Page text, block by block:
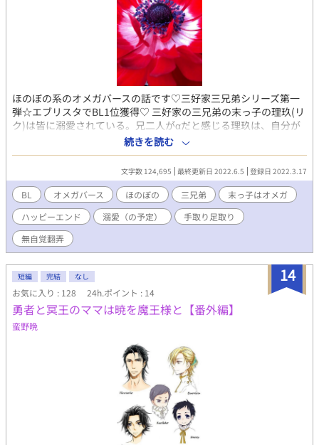
ほのぼの系のオメガバースの話です♡三好家三兄弟シリーズ第一
弾☆エブリスタでBL1位獲得♡ 三好家の三兄弟の末っ子の理玖(リ
ク)は皆に溺愛されている。兄二人がαだと感じる理玖は、自分が
Ωなんじゃないかと幼い頃から気になっている。大好きな兄の友
人篤哉は、いつも僕を可愛がってくれていたけれど、彼が中学へ
上がる前に距離を取られてしまった。周囲の温かい愛情の中で、
伸び伸び育った理玖のほのぼのした純愛と執着と溺愛の物語。 α
の長男彗、同じくαの次男の涼介の三好家三兄弟のそれぞれの恋の
物語シリーズ(予定) 『三好家の次男はいつも苦労性』完結！ 注)ち
なみにオメガバースの基本設定は次の通りです。 α、β、Ωの3種類
の性別。Ωは男女とも妊娠可能。Ωには思春期に最初の4〜7日続く
発情期期(ヒート)あり。特にαはヒートに影響されて興奮状態(ラ
唯一無二の番関係、運命の番というαとΩが存在する。 それ以上に
関しては自由に設定しております♡
続きを読む
文字数 124,695 最終更新日 2022.6.5 登録日 2022.3.17
BL オメガバース ほのぼの 三兄弟
末っ子はオメガ
ハッピーエンド
溺愛（の予定）
手取り足取り
無自覚翻弄
14
短編 完結 なし
お気に入り : 128 24h.ポイント : 14
勇者と冥王のママは暁を魔王様と【番外編】
蛮野晩